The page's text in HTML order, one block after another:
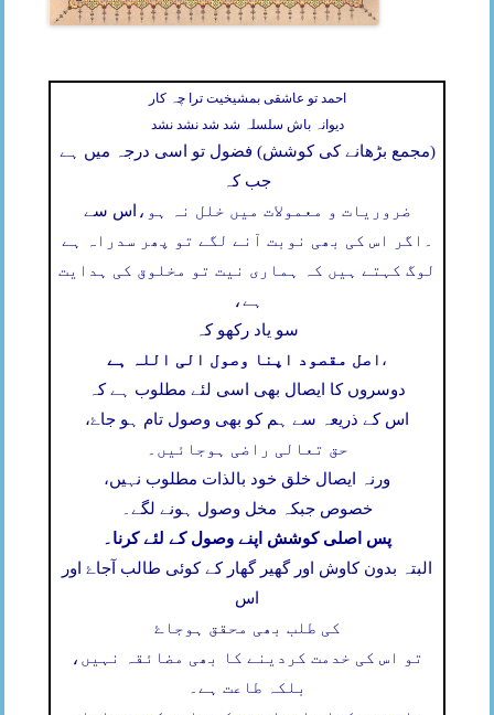
احمد تو عاشقی بمشیخیت ترا چہ کار
دیوانہ باش سلسلہ شد شد نشد نشد
(مجمع بڑھانے کی کوشش) فضول تو اسی درجہ میں ہے
جب کہ
اس سے ضروریات و معمولات میں خلل نہ ہو،
اگر اس کی بھی نوبت آنے لگے تو پھر سدراہ ہے
لوگ کہتے ہیں کہ ہماری نیت تو مخلوق کی ہدایت
ہے،
سو یاد رکھو کہ
اصل مقصود اپنا وصول الی اللہ ہے ،
دوسروں کا ایصال بھی اسی لئے مطلوب ہے کہ
اس کے ذریعہ سے ہم کو بھی وصول تام ہو جاۓ،
حق تعالی راضی ہوجائیں۔
ورنہ ایصال خلق خود بالذات مطلوب نہیں،
خصوص جبکہ مخل وصول ہونے لگے۔
پس اصلی کوشش اپنے وصول کے لئے کرنا۔
البتہ بدون کاوش اور گھیر گھار کے کوئی طالب آجاۓ اور
اس
کی طلب بھی محقق ہوجاۓ
تو اس کی خدمت کردینے کا بھی مضائقہ نہیں،
بلکہ طاعت ہے۔